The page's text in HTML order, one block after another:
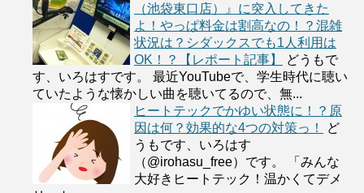
（池袋東口店）』に突入してきた
よ！やっぱ料金は割高なの！？混雑
状況は？シダックスでも1人利用は
OK！？【レポート記事】
どうもで
す、いろはすです。 最近YouTubeで、学生時代に聴い
ていたような懐かしい曲を聴いてるので、無...
ヒートテックでかゆい状態に！？原
因は何？効果的な4つの対策っ！
ど
うもです、いろはす
（@irohasu_free）です。 「みんな
大好きヒートテック！温かくてデメ